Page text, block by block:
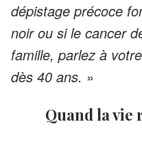
dépistage précoce
noir ou si le cancer
famille, parlez à
dès 40 ans. »
Quand la